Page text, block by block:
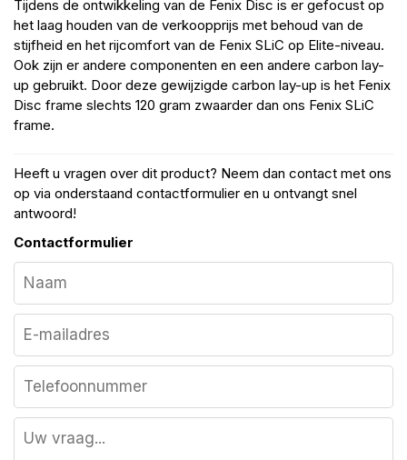
Tijdens de ontwikkeling van de Fenix Disc is er gefocust op
het laag houden van de verkoopprijs met behoud van de
stijfheid en het rijcomfort van de Fenix SLiC op Elite-niveau.
Ook zijn er andere componenten en een andere carbon lay-
up gebruikt. Door deze gewijzigde carbon lay-up is het Fenix
Disc frame slechts 120 gram zwaarder dan ons Fenix SLiC
frame.
Heeft u vragen over dit product? Neem dan contact met ons
op via onderstaand contactformulier en u ontvangt snel
antwoord!
Contactformulier